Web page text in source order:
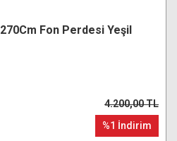
Fon Perdesi Yeşil
4.200,00 TL
%1 İndirim